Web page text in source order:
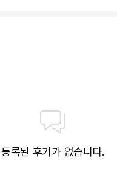
등록된 후기가 없습니다.